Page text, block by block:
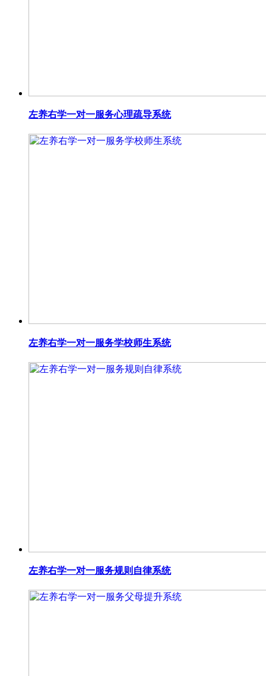
左养右学一对一服务心理疏导系统
左养右学一对一服务学校师生系统
左养右学一对一服务规则自律系统